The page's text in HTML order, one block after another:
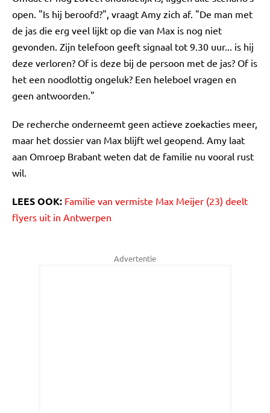
open. "Is hij beroofd?", vraagt Amy zich af. "De man met
de jas die erg veel lijkt op die van Max is nog niet
gevonden. Zijn telefoon geeft signaal tot 9.30 uur... is hij
deze verloren? Of is deze bij de persoon met de jas? Of is
het een noodlottig ongeluk? Een heleboel vragen en
geen antwoorden."
De recherche onderneemt geen actieve zoekacties meer,
maar het dossier van Max blijft wel geopend. Amy laat
aan Omroep Brabant weten dat de familie nu vooral rust
wil.
LEES OOK: Familie van vermiste Max Meijer (23) deelt
flyers uit in Antwerpen
Advertentie